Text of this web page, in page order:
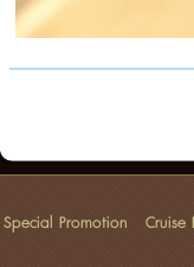
Special Promotion Cruise